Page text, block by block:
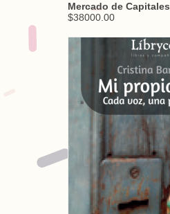
Mercado de Capitales
$38000.00